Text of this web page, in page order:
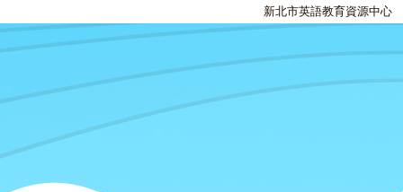
新北市英語教育資源中心